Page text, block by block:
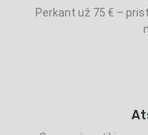
Perkant už 75 € –